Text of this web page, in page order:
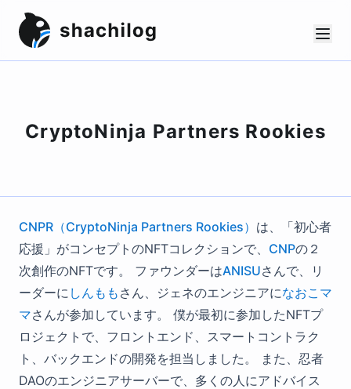
CryptoNinja Partners Rookies
CNPR（CryptoNinja Partners Rookies） は、「初心者
応援」がコンセプトのNFTコレクションで、 CNPの２
次創作のNFTです。 ファウンダーはANISUさんで、リ
ーダーに しんもも さん、ジェネのエンジニアになおこマ
マさんが参加しています。 僕が最初に参加したNFTプ
ロジェクトで、フロントエンド、スマートコントラク
ト、バックエンドの開発を担当しました。 また、忍者
DAOのエンジニアサーバーで、多くの人にアドバイス